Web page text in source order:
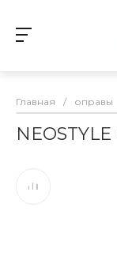
Главная / оправы